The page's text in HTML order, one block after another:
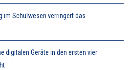
im Schulwesen verringert das
digitalen Geräte in den ersten vier